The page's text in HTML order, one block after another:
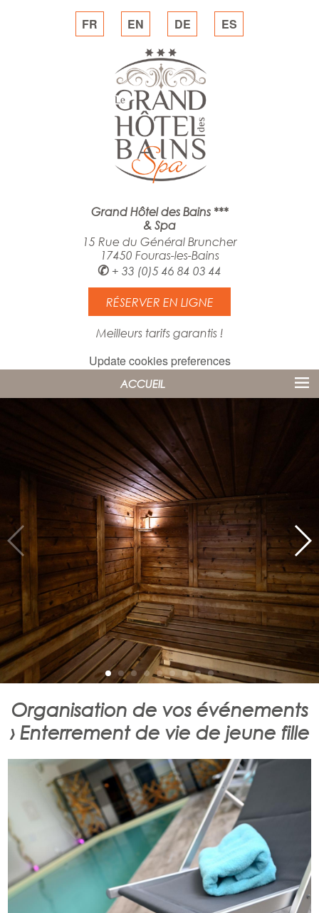
FR EN DE ES
Grand Hôtel des Bains ***
& Spa
15 Rue du Général Bruncher
17450 Fouras-les-Bains
✆ + 33 (0)5 46 84 03 44
RÉSERVER EN LIGNE
Meilleurs tarifs garantis !
Update cookies preferences
ACCUEIL
Organisation de vos événements
› Enterrement de vie de jeune fille